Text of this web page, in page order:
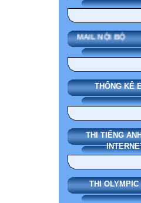
MAIL NỘI
THỐNG KÊ
THI TIẾNG
THI OLYMPIC